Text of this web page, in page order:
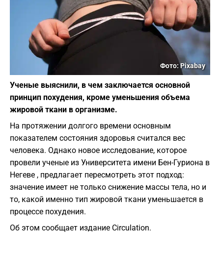
Фото: Pixabay
Ученые выяснили, в чем заключается основной
принцип похудения, кроме уменьшения объема
жировой ткани в организме.
На протяжении долгого времени основным
показателем состояния здоровья считался вес
человека. Однако новое исследование, которое
провели ученые из Университета имени Бен-Гуриона в
Негеве , предлагает пересмотреть этот подход:
значение имеет не только снижение массы тела, но и
то, какой именно тип жировой ткани уменьшается в
процессе похудения.
Об этом сообщает издание Circulation.